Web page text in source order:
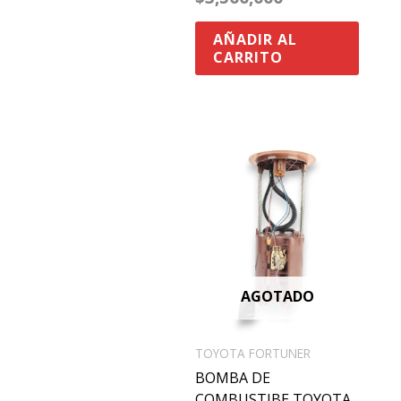
AÑADIR AL
CARRITO
AGOTADO
TOYOTA FORTUNER
BOMBA DE